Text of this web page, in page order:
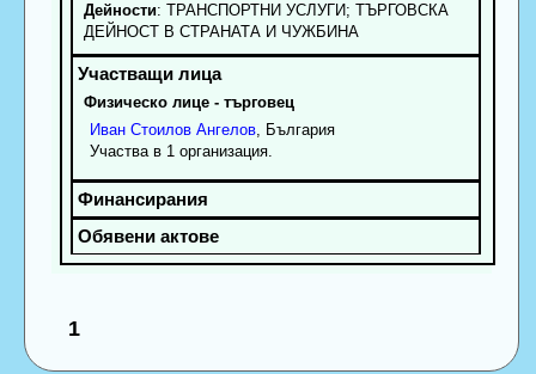
Дейности: ТРАНСПОРТНИ УСЛУГИ; ТЪРГОВСКА
ДЕЙНОСТ В СТРАНАТА И ЧУЖБИНА
Физическо лице - търговец
Иван Стоилов Ангелов, България
Участва в 1 организация.
1